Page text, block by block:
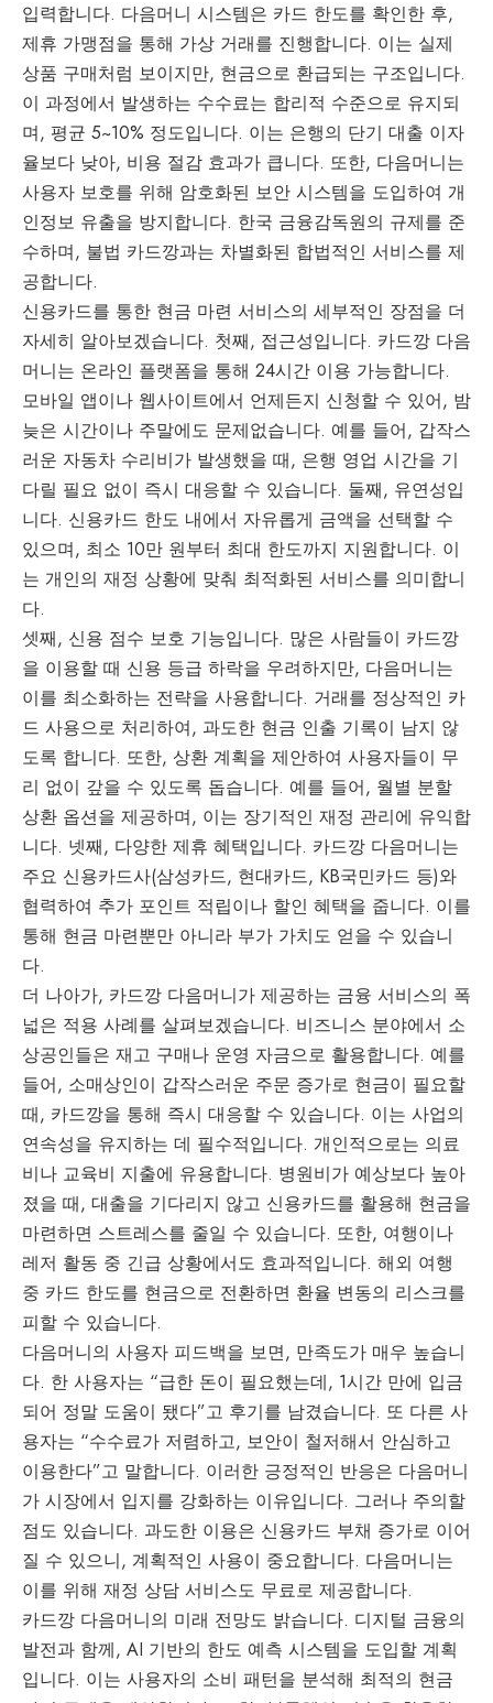
입력합니다. 다음머니 시스템은 카드 한도를 확인한 후,
제휴 가맹점을 통해 가상 거래를 진행합니다. 이는 실제
상품 구매처럼 보이지만, 현금으로 환급되는 구조입니다.
이 과정에서 발생하는 수수료는 합리적 수준으로 유지되
며, 평균 5~10% 정도입니다. 이는 은행의 단기 대출 이자
율보다 낮아, 비용 절감 효과가 큽니다. 또한, 다음머니는
사용자 보호를 위해 암호화된 보안 시스템을 도입하여 개
인정보 유출을 방지합니다. 한국 금융감독원의 규제를 준
수하며, 불법 카드깡과는 차별화된 합법적인 서비스를 제
공합니다.
신용카드를 통한 현금 마련 서비스의 세부적인 장점을 더
자세히 알아보겠습니다. 첫째, 접근성입니다. 카드깡 다음
머니는 온라인 플랫폼을 통해 24시간 이용 가능합니다.
모바일 앱이나 웹사이트에서 언제든지 신청할 수 있어, 밤
늦은 시간이나 주말에도 문제없습니다. 예를 들어, 갑작스
러운 자동차 수리비가 발생했을 때, 은행 영업 시간을 기
다릴 필요 없이 즉시 대응할 수 있습니다. 둘째, 유연성입
니다. 신용카드 한도 내에서 자유롭게 금액을 선택할 수
있으며, 최소 10만 원부터 최대 한도까지 지원합니다. 이
는 개인의 재정 상황에 맞춰 최적화된 서비스를 의미합니
다.
셋째, 신용 점수 보호 기능입니다. 많은 사람들이 카드깡
을 이용할 때 신용 등급 하락을 우려하지만, 다음머니는
이를 최소화하는 전략을 사용합니다. 거래를 정상적인 카
드 사용으로 처리하여, 과도한 현금 인출 기록이 남지 않
도록 합니다. 또한, 상환 계획을 제안하여 사용자들이 무
리 없이 갚을 수 있도록 돕습니다. 예를 들어, 월별 분할
상환 옵션을 제공하며, 이는 장기적인 재정 관리에 유익합
니다. 넷째, 다양한 제휴 혜택입니다. 카드깡 다음머니는
주요 신용카드사(삼성카드, 현대카드, KB국민카드 등)와
협력하여 추가 포인트 적립이나 할인 혜택을 줍니다. 이를
통해 현금 마련뿐만 아니라 부가 가치도 얻을 수 있습니
다.
더 나아가, 카드깡 다음머니가 제공하는 금융 서비스의 폭
넓은 적용 사례를 살펴보겠습니다. 비즈니스 분야에서 소
상공인들은 재고 구매나 운영 자금으로 활용합니다. 예를
들어, 소매상인이 갑작스러운 주문 증가로 현금이 필요할
때, 카드깡을 통해 즉시 대응할 수 있습니다. 이는 사업의
연속성을 유지하는 데 필수적입니다. 개인적으로는 의료
비나 교육비 지출에 유용합니다. 병원비가 예상보다 높아
졌을 때, 대출을 기다리지 않고 신용카드를 활용해 현금을
마련하면 스트레스를 줄일 수 있습니다. 또한, 여행이나
레저 활동 중 긴급 상황에서도 효과적입니다. 해외 여행
중 카드 한도를 현금으로 전환하면 환율 변동의 리스크를
피할 수 있습니다.
다음머니의 사용자 피드백을 보면, 만족도가 매우 높습니
다. 한 사용자는 “급한 돈이 필요했는데, 1시간 만에 입금
되어 정말 도움이 됐다”고 후기를 남겼습니다. 또 다른 사
용자는 “수수료가 저렴하고, 보안이 철저해서 안심하고
이용한다”고 말합니다. 이러한 긍정적인 반응은 다음머니
가 시장에서 입지를 강화하는 이유입니다. 그러나 주의할
점도 있습니다. 과도한 이용은 신용카드 부채 증가로 이어
질 수 있으니, 계획적인 사용이 중요합니다. 다음머니는
이를 위해 재정 상담 서비스도 무료로 제공합니다.
카드깡 다음머니의 미래 전망도 밝습니다. 디지털 금융의
발전과 함께, AI 기반의 한도 예측 시스템을 도입할 계획
입니다. 이는 사용자의 소비 패턴을 분석해 최적의 현금